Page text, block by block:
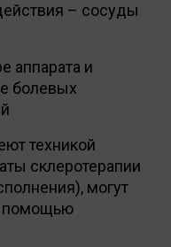
– сосуды
аппарата и
болевых
техникой
склеротерапии
могут
помощью